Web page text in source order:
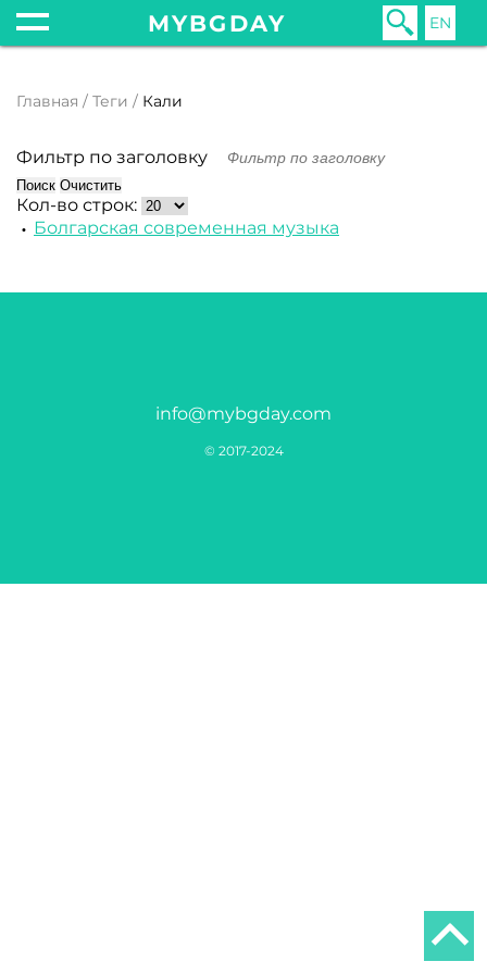
MYBGDAY EN
Главная Теги Кали
Фильтр по заголовку
Поиск Очистить
Кол-во строк:
Болгарская современная музыка
info@mybgday.com
© 2017-2024